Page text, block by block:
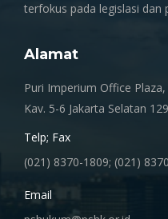
terfokus pada legislasi dan
Alamat
Puri Imperium Office
Kav. 5-6 Jakarta Selatan
Telp; Fax
(021) 8370-1809; (021)
Email